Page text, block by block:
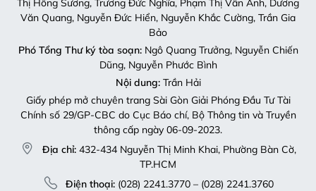
Thị Hồng Sương, Trương Đức Nghĩa, Phạm Thị Vân Anh, Dương
Văn Quang, Nguyễn Đức Hiển, Nguyễn Khắc Cường, Trần Gia
Bảo
Phó Tổng Thư ký tòa soạn:Ngô Quang Trưởng, Nguyễn Chiến
Dũng, Nguyễn Phước Bình
Nội dung:Trần Hải
Giấy phép mở chuyên trang Sài Gòn Giải Phóng Đầu Tư Tài
Chính số 29/GP-CBC do Cục Báo chí, Bộ Thông tin và Truyền
thông cấp ngày 06-09-2023.
Địa chỉ: 432-434 Nguyễn Thị Minh Khai, Phường Bàn Cờ,
TP.HCM
Điện thoại:(028) 2241.3770 – (028) 2241.3760